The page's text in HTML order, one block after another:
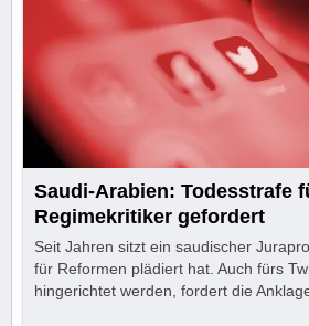
Saudi-Arabien: Todesstrafe
Regimekritiker gefordert
Seit Jahren sitzt ein saudischer
für Reformen plädiert hat. Auch fürs
hingerichtet werden, fordert die